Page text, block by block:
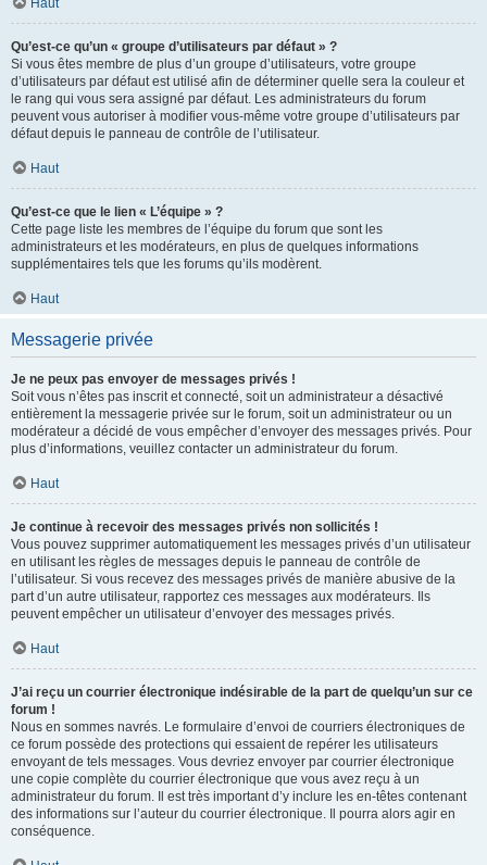
Haut
Qu’est-ce qu’un « groupe d’utilisateurs par défaut » ?
Si vous êtes membre de plus d’un groupe d’utilisateurs, votre groupe
d’utilisateurs par défaut est utilisé afin de déterminer quelle sera la couleur et
le rang qui vous sera assigné par défaut. Les administrateurs du forum
peuvent vous autoriser à modifier vous-même votre groupe d’utilisateurs par
défaut depuis le panneau de contrôle de l’utilisateur.
Haut
Qu’est-ce que le lien « L’équipe » ?
Cette page liste les membres de l’équipe du forum que sont les
administrateurs et les modérateurs, en plus de quelques informations
supplémentaires tels que les forums qu’ils modèrent.
Haut
Messagerie privée
Je ne peux pas envoyer de messages privés !
Soit vous n’êtes pas inscrit et connecté, soit un administrateur a désactivé
entièrement la messagerie privée sur le forum, soit un administrateur ou un
modérateur a décidé de vous empêcher d’envoyer des messages privés. Pour
plus d’informations, veuillez contacter un administrateur du forum.
Haut
Je continue à recevoir des messages privés non sollicités !
Vous pouvez supprimer automatiquement les messages privés d’un utilisateur
en utilisant les règles de messages depuis le panneau de contrôle de
l’utilisateur. Si vous recevez des messages privés de manière abusive de la
part d’un autre utilisateur, rapportez ces messages aux modérateurs. Ils
peuvent empêcher un utilisateur d’envoyer des messages privés.
Haut
J’ai reçu un courrier électronique indésirable de la part de quelqu’un sur ce
forum !
Nous en sommes navrés. Le formulaire d’envoi de courriers électroniques de
ce forum possède des protections qui essaient de repérer les utilisateurs
envoyant de tels messages. Vous devriez envoyer par courrier électronique
une copie complète du courrier électronique que vous avez reçu à un
administrateur du forum. Il est très important d’y inclure les en-têtes contenant
des informations sur l’auteur du courrier électronique. Il pourra alors agir en
conséquence.